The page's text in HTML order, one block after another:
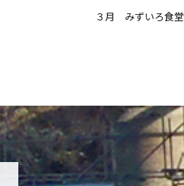
３月 みずいろ食堂